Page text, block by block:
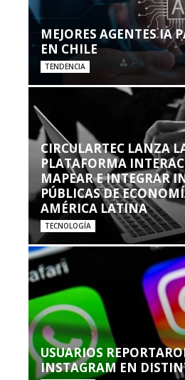
MEJORES AGENTES IA
EN CHILE
TENDENCIA
CIRCULARTEC LANZA
PLATAFORMA
MAPEAR E INTEGRAR
PÚBLICAS DE
AMÉRICA LATINA
TECNOLOGÍA
USUARIOS
INSTAGRAM EN